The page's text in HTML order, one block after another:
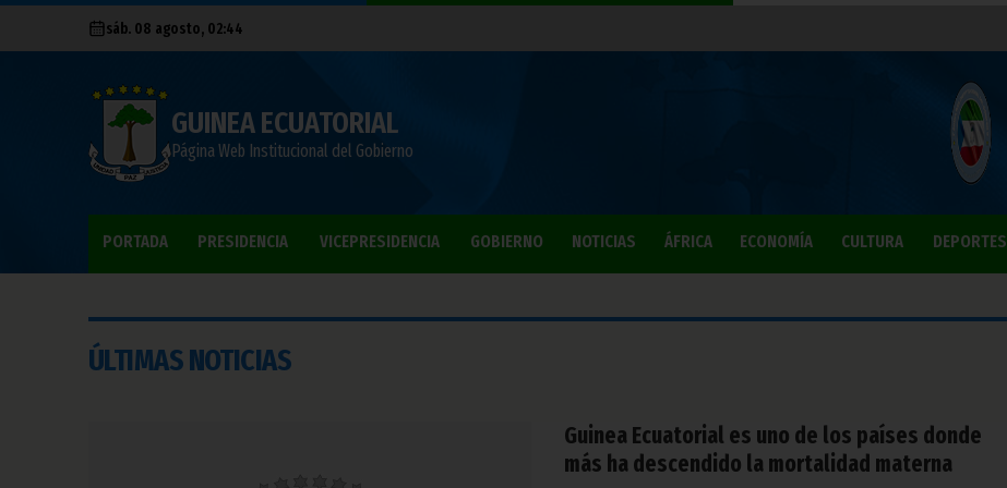
sáb. 08 agosto, 02:44
GUINEA ECUATORIAL
Página Web Institucional del Gobierno
PORTADA PRESIDENCIA VICEPRESIDENCIA GOBIERNO NOTICIAS ÁFRICA ECONOMÍA CULTURA DEPORTES
ÚLTIMAS NOTICIAS
Guinea Ecuatorial es uno de los países donde
más ha descendido la mortalidad materna